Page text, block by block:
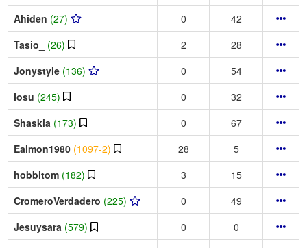
Ahiden (27) 0
42
Tasio_ (26) 2
28
Jonystyle (136) 0
54
Iosu (245) 0
32
Shaskia (173) 0
67
Ealmon1980 (1097-2) 28
5
hobbitom (182) 3
15
CromeroVerdadero (225) 0
49
Jesuysara (579) 0
0